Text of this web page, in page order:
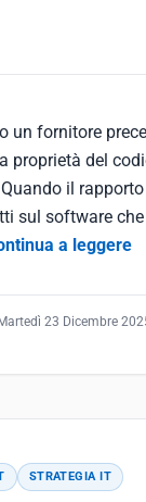
un fornitore
proprietà del
il
sul software
a leggere
Martedì 23 Dicembre
STRATEGIA IT